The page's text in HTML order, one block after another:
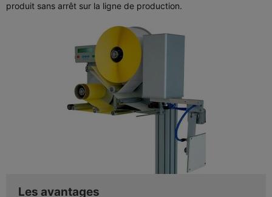
produit sans arrêt sur la ligne de production.
Les avantages